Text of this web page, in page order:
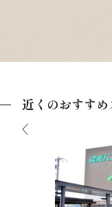
近くのおすすめ
高山濃飛